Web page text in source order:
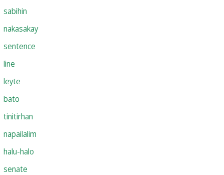
sabihin
nakasakay
sentence
line
leyte
bato
tinitirhan
napailalim
halu-halo
senate